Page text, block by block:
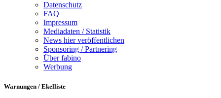
Datenschutz
FAQ
Impressum
Mediadaten / Statistik
News hier veröffentlichen
Sponsoring / Partnering
Über fabino
Werbung
Warnungen / Ekelliste